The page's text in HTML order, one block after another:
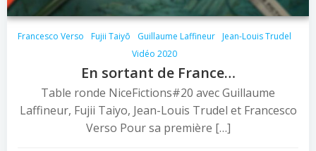
Francesco Verso Fujii Taiyō Guillaume Laffineur Jean-Louis Trudel
Vidéo 2020
En sortant de France…
Table ronde NiceFictions#20 avec Guillaume
Laffineur, Fujii Taiyo, Jean-Louis Trudel et Francesco
Verso Pour sa première […]